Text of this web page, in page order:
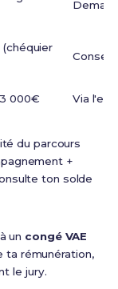
(chéquier
Conseil
000€ Via
du parcours
+
ton solde
un congé VAE
ta rémunération,
le jury.